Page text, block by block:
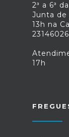
2ª a 6ª
Junta de
13h na
17h